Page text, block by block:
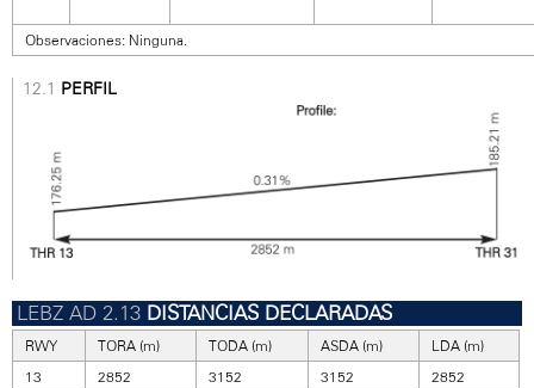
Observaciones: Ninguna.
PERFIL
DISTANCIAS DECLARADAS
RWY TORA (m) TODA (m) ASDA (m)
LDA (m)
13
2852 3152 3152
2852